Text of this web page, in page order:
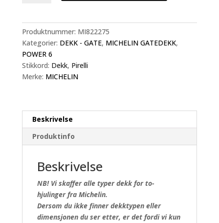
(73W)
antall
Produktnummer: MI822275
Kategorier: DEKK - GATE, MICHELIN GATEDEKK,
POWER 6
Stikkord: Dekk, Pirelli
Merke: MICHELIN
Beskrivelse
Produktinfo
Beskrivelse
NB! Vi skaffer alle typer dekk for to-
hjulinger fra Michelin.
Dersom du ikke finner dekktypen eller
dimensjonen du ser etter, er det fordi vi kun